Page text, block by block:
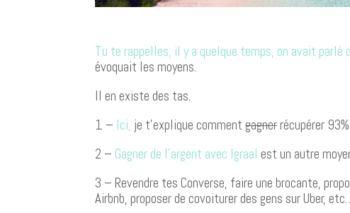
Tu te rappelles, il y a quelque temps, on avait parlé
évoquait les moyens.
Il en existe des tas.
1 – Ici, je t’explique commentgagnerrécupérer
2 – Gagner de l’argent avec Igraal est un autre
3 – Revendre tes Converse, faire une brocante,
Airbnb, proposer de covoiturer des gens sur Uber,